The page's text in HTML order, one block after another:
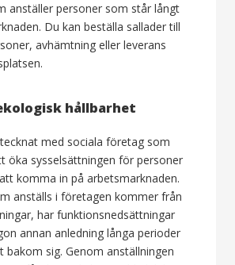
anställer personer som står långt
Du kan beställa sallader till
avhämtning eller leverans
hållbarhet
med sociala företag som
öka sysselsättningen för personer
komma in på arbetsmarknaden.
anställs i företagen kommer från
har funktionsnedsättningar
annan anledning långa perioder
bakom sig. Genom anställningen